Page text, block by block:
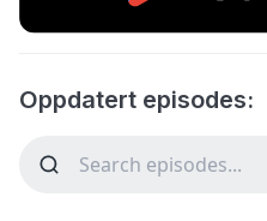
Oppdatert episodes: